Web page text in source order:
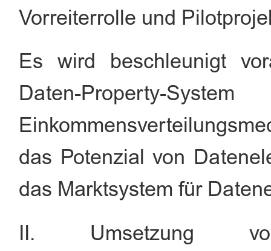
Vorreiterrolle und
Es wird beschleunigt
Daten-
das Potenzial von
das Marktsystem für
II. Umsetzung